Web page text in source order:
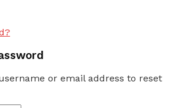
or email address to reset